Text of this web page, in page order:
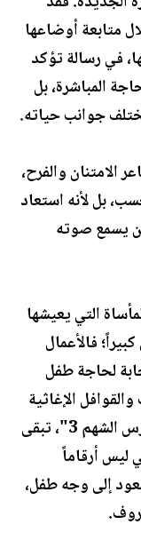
متابعة أوضاعها
في رسالة تؤكد
المباشرة، بل
جوانب حياته.
والفرح،
بل لأنه استعاد
يسمع صوته
التي يعيشها
فالأعمال
لحاجة طفل
الإغاثية
التي تصل إلى القطاع ضمن عملية "الفارس الشهم 3"، تبقى
ليس أرقاماً
إلى وجه طفل،